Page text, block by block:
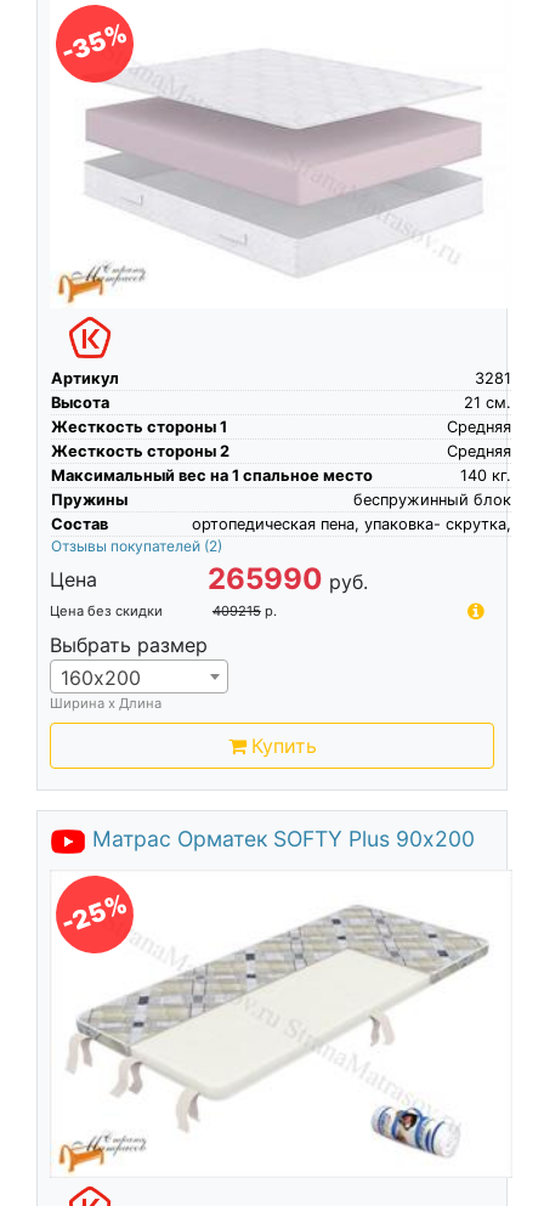
-35%
Артикул
3281
Высота
см.
21
Жесткость стороны 1
Средняя
Жесткость стороны 2
Средняя
Максимальный вес на 1 спальное место
кг.
140
Пружины
беспружинный блок
Состав
ортопедическая пена, упаковка- скрутка,
Отзывы покупателей (2)
Цена 265990 руб.
Цена без скидки 409215 р.
Выбрать размер
160х200
Ширина х Длина
Купить
Матрас Орматек SOFTY Plus 90х200
-25%